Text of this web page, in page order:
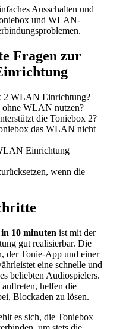
Ausschalten und
und WLAN-
Fragen zur
2 WLAN Einrichtung?
ohne WLAN nutzen?
die Toniebox 2?
das WLAN nicht
Einrichtung
wenn die
10 minuten ist mit der
gut realisierbar. Die
der Tonie-App und einer
eine schnelle und
beliebten Audiospielers.
helfen die
Blockaden zu lösen.
es sich, die Toniebox